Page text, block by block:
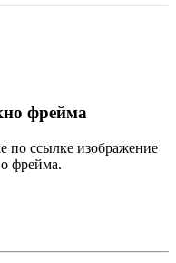
фрейма
по ссылке изображение
фрейма.